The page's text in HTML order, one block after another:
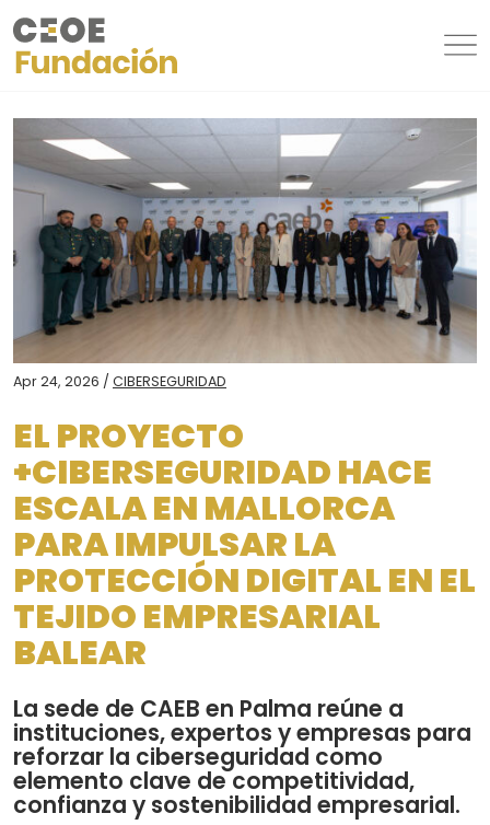
Apr 24, 2026 / CIBERSEGURIDAD
EL PROYECTO
+CIBERSEGURIDAD HACE
ESCALA EN MALLORCA
PARA IMPULSAR LA
PROTECCIÓN DIGITAL EN EL
TEJIDO EMPRESARIAL
BALEAR
La sede de CAEB en Palma reúne a
instituciones, expertos y empresas para
reforzar la ciberseguridad como
elemento clave de competitividad,
confianza y sostenibilidad empresarial.